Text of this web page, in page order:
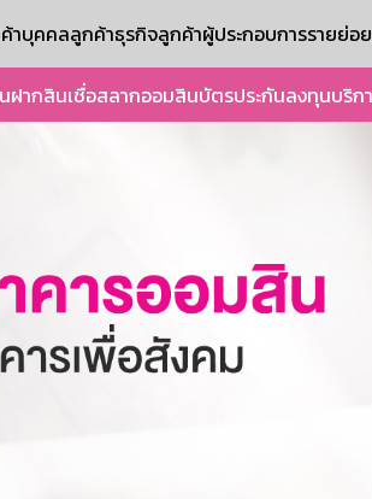
าบุคคลลูกค้าธุรกิจลูกค้าผู้ประกอบการรายย่อย
ฝากสินเชื่อสลากออมสินบัตรประกันลงทุนบริก